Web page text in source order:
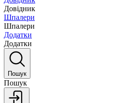
Довідник
Шпалери
Шпалери
Додатки
Додатки
Пошук
Пошук